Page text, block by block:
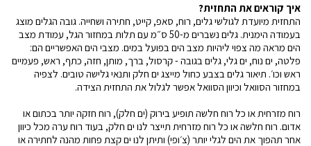
איך קוראים את התחזית?
התחזית מיועדת לגולשי גלים, רוח, סאפ, קייט, חתירה ושחייה. גובה הגלים מוצג
בעמודה הימנית. גלים נשברים מ-50 ס״מ עם תלות במחזור הגל, עמודת מצב
הים מראה מה צפוי ליהיות מצב הים בפועל במים. מצבי הים האפשריים הם:
פלטה, ים נוח, ים גלי, גלים בגובה - קרסול, ברך, מותן, חזה, כתף, ראש, פעמיים
ראש וכו׳. תיאור גלים בצבע כחול מייצג ים חלק ותנאי גלישה טובים. לצפיה
במחזור הסוואל וכיוון הסוואל אפשר לגלול את התחזית הצידה.
רוח מזרחית או כל רוח חלשה תופיע בירוק (ים חלק), רוח חזקה יותר בכתום או
אדום. רוח חלשה או כל רוח מזרחית תייצר לנו ים חלק, בעוד רוח ערה מכל כיוון
אחר תהפוך את הים לגלי יותר (צ׳ופי) ותיתן לנו ים קצת פחות מהנה לחתירה או